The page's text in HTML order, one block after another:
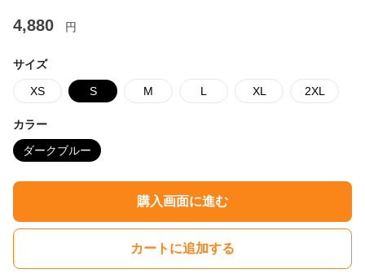
4,880 円
サイズ
XS S M L XL 2XL
カラー
ダークブルー
購入画面に進む
カートに追加する